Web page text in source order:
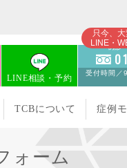
LINE相談・予約
只今、
LINE・
初診
受付時間／
TCBについて 症例
ォーム